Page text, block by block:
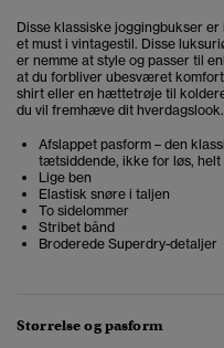
Disse klassiske joggingbukser
et must i vintagestil. Disse
er nemme at style og passer til
at du forbliver ubesværet
shirt eller en hættetrøje til
du vil fremhæve dit hverdagslook.
Afslappet pasform – den
tætsiddende, ikke for løs,
Lige ben
Elastisk snøre i taljen
To sidelommer
Stribet bånd
Broderede Superdry-detaljer
Størrelse og pasform